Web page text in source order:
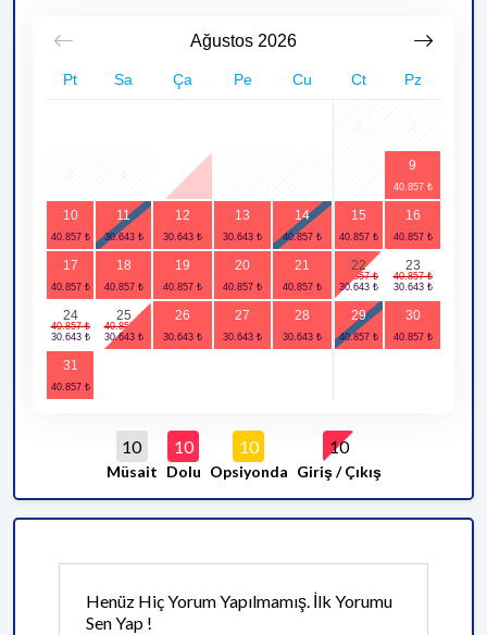
Ağustos 2026
Pt Sa Ça Pe Cu Ct Pz
5
9
10 11 12 13 14 15 16
17 18 19 20 21 22 23
24 25 26 27 28 29 30
31
10
Müsait
10
Dolu
10
Opsiyonda
10
Giriş / Çıkış
Henüz Hiç Yorum Yapılmamış. İlk Yorumu
Sen Yap !